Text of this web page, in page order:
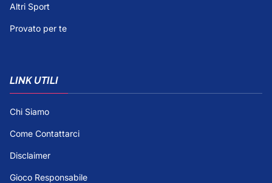
Altri Sport
Provato per te
LINK UTILI
Chi Siamo
Come Contattarci
Disclaimer
Gioco Responsabile